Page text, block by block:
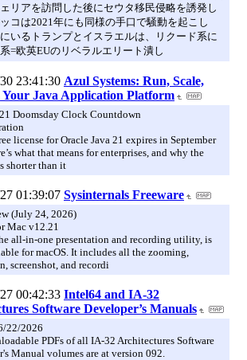
リアを訪問した後にセウタ移民侵略を誘発し
コは2021年にも同様の手口で騒動を起こし
いるトランプとイスラエルは、リクード系に
=欧英EUのリベラルエリート潰し
23:41:30 Azul Systems: Run, Scale,
Java Application Platform
Doomsday Clock Countdown
license for Oracle Java 21 expires in September
what that means for enterprises, and why the
shorter than it
01:39:07 Sysinternals Freeware
(July 24, 2026)
Mac v12.21
all-in-one presentation and recording utility, is
for macOS. It includes all the zooming,
screenshot, and recordi
00:42:33 Intel64 and IA-32
Software Developer’s Manuals
22/2026
PDFs of all IA-32 Architectures Software
Manual volumes are at version 092.